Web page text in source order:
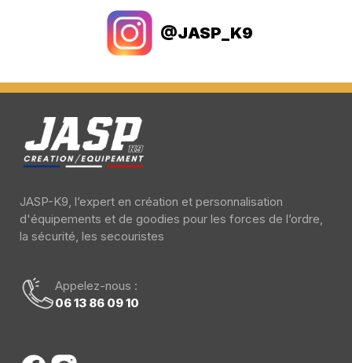
@JASP_K9
JASP-K9, l’expert en création et personnalisation
d'équipements et de goodies pour les forces de l’ordre,
la sécurité, les secouristes
Appelez-nous :
06 13 86 09 10